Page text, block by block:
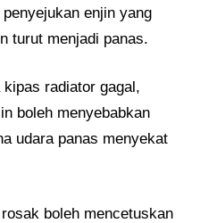
enjin yang
turut menjadi panas.
radiator gagal,
boleh menyebabkan
udara panas menyekat
boleh mencetuskan